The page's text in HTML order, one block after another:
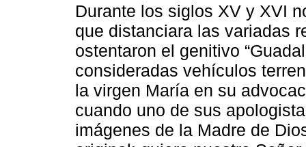
Durante los siglos XV y XVI
que distanciara las variadas
ostentaron el genitivo
consideradas vehículos
la virgen María en su
cuando uno de sus
imágenes de la Madre de